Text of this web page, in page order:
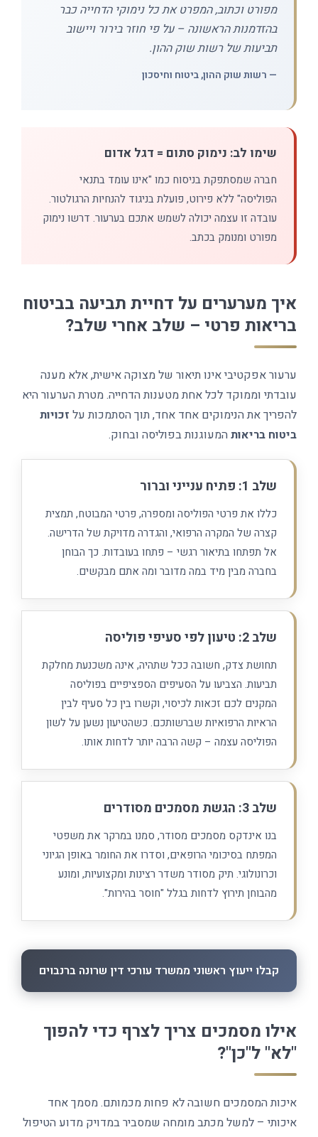
מפורט וכתוב, המפרט את כל נימוקי הדחייה כבר
בהזדמנות הראשונה – על פי חוזר בירור ויישוב
תביעות של רשות שוק ההון.
— רשות שוק ההון, ביטוח וחיסכון
שימו לב: נימוק סתום = דגל אדום
חברה שמסתפקת בניסוח כמו "אינו עומד בתנאי
הפוליסה" ללא פירוט, פועלת בניגוד להנחיות הרגולטור.
עובדה זו עצמה יכולה לשמש אתכם בערעור. דרשו נימוק
מפורט ומנומק בכתב.
איך מערערים על דחיית תביעה בביטוח
בריאות פרטי – שלב אחרי שלב?
ערעור אפקטיבי אינו תיאור של מצוקה אישית, אלא מענה
עובדתי וממוקד לכל אחת מטענות הדחייה. מטרת הערעור היא
להפריך את הנימוקים אחד אחד, תוך הסתמכות על זכויות
ביטוח בריאות המעוגנות בפוליסה ובחוק.
שלב 1: פתיח ענייני וברור
כללו את פרטי הפוליסה ומספרה, פרטי המבוטח, תמצית
קצרה של המקרה הרפואי, והגדרה מדויקת של הדרישה.
אל תפתחו בתיאור רגשי – פתחו בעובדות. כך הבוחן
בחברה מבין מיד במה מדובר ומה אתם מבקשים.
שלב 2: טיעון לפי סעיפי פוליסה
תחושת צדק, חשובה ככל שתהיה, אינה משכנעת מחלקת
תביעות. הצביעו על הסעיפים הספציפיים בפוליסה
המקנים לכם זכאות לכיסוי, וקשרו בין כל סעיף לבין
הראיות הרפואיות שברשותכם. כשהטיעון נשען על לשון
הפוליסה עצמה – קשה הרבה יותר לדחות אותו.
שלב 3: הגשת מסמכים מסודרים
בנו אינדקס מסמכים מסודר, סמנו במרקר את משפטי
המפתח בסיכומי הרופאים, וסדרו את החומר באופן הגיוני
וכרונולוגי. תיק מסודר משדר רצינות ומקצועיות, ומונע
מהבוחן תירוץ לדחות בגלל "חוסר בהירות".
קבלו ייעוץ ראשוני ממשרד עורכי דין שרונה ברנבוים
אילו מסמכים צריך לצרף כדי להפוך
"לא" ל"כן"?
איכות המסמכים חשובה לא פחות מכמותם. מסמך אחד
איכותי – למשל מכתב מומחה שמסביר במדויק מדוע הטיפול